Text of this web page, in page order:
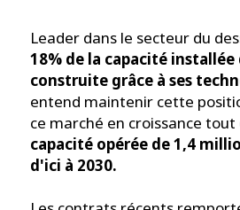
Leader dans le secteur du
18% de la capacité
construite grâce à ses
entend maintenir cette
ce marché en croissance tout
capacité opérée de 1,4
d'ici à 2030.